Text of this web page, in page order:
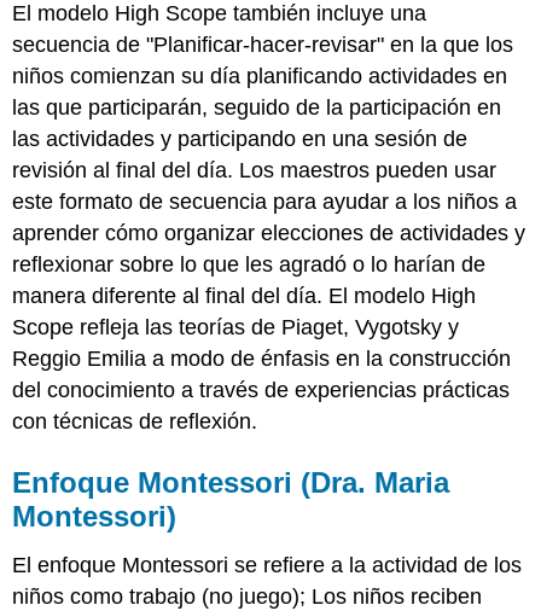
El modelo High Scope también incluye una
secuencia de "Planificar-hacer-revisar" en la que los
niños comienzan su día planificando actividades en
las que participarán, seguido de la participación en
las actividades y participando en una sesión de
revisión al final del día. Los maestros pueden usar
este formato de secuencia para ayudar a los niños a
aprender cómo organizar elecciones de actividades y
reflexionar sobre lo que les agradó o lo harían de
manera diferente al final del día. El modelo High
Scope refleja las teorías de Piaget, Vygotsky y
Reggio Emilia a modo de énfasis en la construcción
del conocimiento a través de experiencias prácticas
con técnicas de reflexión.
Enfoque Montessori (Dra. Maria
Montessori)
El enfoque Montessori se refiere a la actividad de los
niños como trabajo (no juego); Los niños reciben